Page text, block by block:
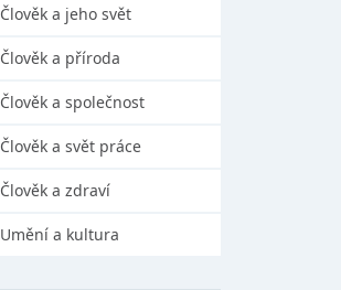
Člověk a jeho svět
Člověk a příroda
Člověk a společnost
Člověk a svět práce
Člověk a zdraví
Umění a kultura